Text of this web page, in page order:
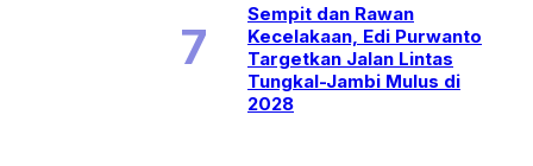
Sempit dan Rawan
Kecelakaan, Edi Purwanto
Targetkan Jalan Lintas
Tungkal-Jambi Mulus di
2028